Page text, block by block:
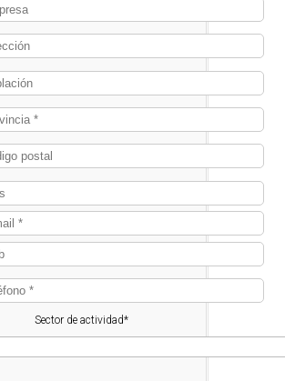
Sector de actividad*